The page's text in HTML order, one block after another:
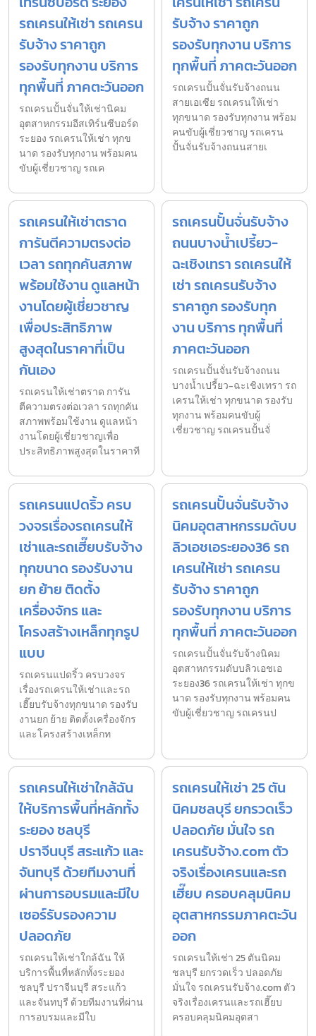
รถเครนให้เช่า รถเครน
รับจ้าง ราคาถูก
รองรับทุกงาน บริการ
ทุกพื้นที่ ภาคตะวันออก
รถเครนปั้นจั่นให้เช่านิคม
อุตสาหกรรมอีสเทิร์นซีบอร์ด
ระยอง รถเครนให้เช่า ทุกข
นาด รองรับทุกงาน พร้อมคน
ขับผู้เชี่ยวชาญ รถเค
รับจ้าง ราคาถูก
รองรับทุกงาน บริการ
ทุกพื้นที่ ภาคตะวันออก
รถเครนปั้นจั่นรับจ้างถนน
สายเอเซีย รถเครนให้เช่า
ทุกขนาด รองรับทุกงาน พร้อม
คนขับผู้เชี่ยวชาญ รถเครน
ปั้นจั่นรับจ้างถนนสายเ
รถเครนให้เช่าตราด
การันตีความตรงต่อ
เวลา รถทุกคันสภาพ
พร้อมใช้งาน ดูแลหน้า
งานโดยผู้เชี่ยวชาญ
เพื่อประสิทธิภาพ
สูงสุดในราคาที่เป็น
กันเอง
รถเครนให้เช่าตราด การัน
ตีความตรงต่อเวลา รถทุกคัน
สภาพพร้อมใช้งาน ดูแลหน้า
งานโดยผู้เชี่ยวชาญเพื่อ
ประสิทธิภาพสูงสุดในราคาที
รถเครนปั้นจั่นรับจ้าง
ถนนบางน้ำเปรี้ยว-
ฉะเชิงเทรา รถเครนให้
เช่า รถเครนรับจ้าง
ราคาถูก รองรับทุก
งาน บริการ ทุกพื้นที่
ภาคตะวันออก
รถเครนปั้นจั่นรับจ้างถนน
บางน้ำเปรี้ยว-ฉะเชิงเทรา รถ
เครนให้เช่า ทุกขนาด รองรับ
ทุกงาน พร้อมคนขับผู้
เชี่ยวชาญ รถเครนปั้นจั่
รถเครนแปดริ้ว ครบ
วงจรเรื่องรถเครนให้
เช่าและรถเฮี๊ยบรับจ้าง
ทุกขนาด รองรับงาน
ยก ย้าย ติดตั้ง
เครื่องจักร และ
โครงสร้างเหล็กทุกรูป
แบบ
รถเครนแปดริ้ว ครบวงจร
เรื่องรถเครนให้เช่าและรถ
เฮี๊ยบรับจ้างทุกขนาด รองรับ
งานยก ย้าย ติดตั้งเครื่องจักร
และโครงสร้างเหล็กท
รถเครนปั้นจั่นรับจ้าง
นิคมอุตสาหกรรมดับบ
ลิวเอชเอระยอง36 รถ
เครนให้เช่า รถเครน
รับจ้าง ราคาถูก
รองรับทุกงาน บริการ
ทุกพื้นที่ ภาคตะวันออก
รถเครนปั้นจั่นรับจ้างนิคม
อุตสาหกรรมดับบลิวเอชเอ
ระยอง36 รถเครนให้เช่า ทุกข
นาด รองรับทุกงาน พร้อมคน
ขับผู้เชี่ยวชาญ รถเครนป
รถเครนให้เช่าใกล้ฉัน
ให้บริการพื้นที่หลักทั้ง
ระยอง ชลบุรี
ปราจีนบุรี สระแก้ว และ
จันทบุรี ด้วยทีมงานที่
ผ่านการอบรมและมีใบ
เซอร์รับรองความ
ปลอดภัย
รถเครนให้เช่าใกล้ฉัน ให้
บริการพื้นที่หลักทั้งระยอง
ชลบุรี ปราจีนบุรี สระแก้ว
และจันทบุรี ด้วยทีมงานที่ผ่าน
การอบรมและมีใบ
รถเครนให้เช่า 25 ตัน
นิคมชลบุรี ยกรวดเร็ว
ปลอดภัย มั่นใจ รถ
เครนรับจ้าง.com ตัว
จริงเรื่องเครนและรถ
เฮี๊ยบ ครอบคลุมนิคม
อุตสาหกรรมภาคตะวัน
ออก
รถเครนให้เช่า 25 ตันนิคม
ชลบุรี ยกรวดเร็ว ปลอดภัย
มั่นใจ รถเครนรับจ้าง.com ตัว
จริงเรื่องเครนและรถเฮี๊ยบ
ครอบคลุมนิคมอุตสา